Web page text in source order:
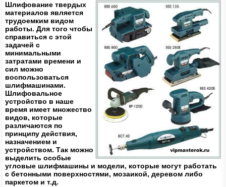
Шлифование твердых
материалов является
трудоемким видом
работы. Для того чтобы
справиться с этой
задачей с
минимальными
затратами времени и
сил можно
воспользоваться
шлифмашинами.
Шлифовальное
устройство в наше
время имеет множество
видов, которые
различаются по
принципу действия,
назначением и
устройством. Так можно
выделить особые
угловые шлифмашины и модели, которые могут работать
с бетонными поверхностями, мозаикой, деревом либо
паркетом и т.д.